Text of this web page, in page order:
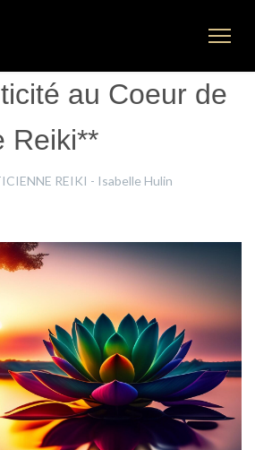
au Coeur de
Reiki**
REIKI - Isabelle Hulin